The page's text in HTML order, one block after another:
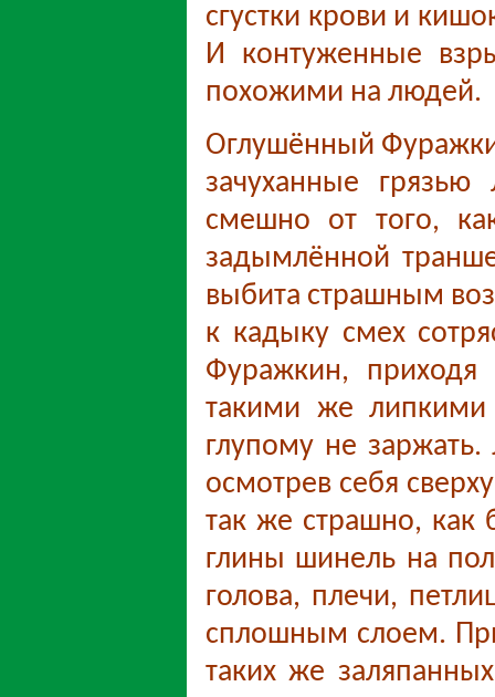
сгустки крови и
И контуженные
похожими на людей.
Оглушённый
зачуханные
смешно от того,
задымлённой
выбита страшным
к кадыку смех
Фуражкин,
такими же
глупому не
осмотрев себя
так же страшно,
глины шинель на
голова, плечи,
сплошным слоем.
таких же